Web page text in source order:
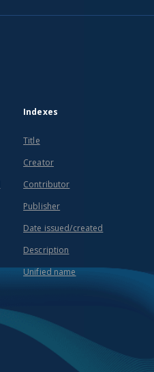
Indexes
Title
Creator
Contributor
Publisher
Date issued/created
Description
Unified name